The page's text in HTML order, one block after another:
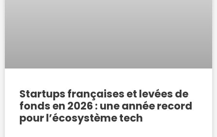
Startups françaises et levées de
fonds en 2026 : une année record
pour l’écosystème tech